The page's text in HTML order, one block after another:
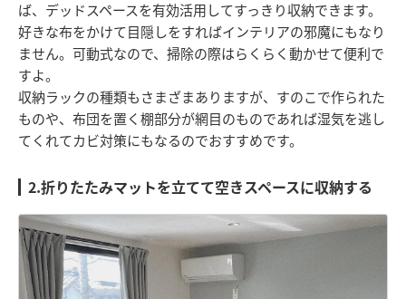
ば、デッドスペースを有効活用してすっきり収納できます。
好きな布をかけて目隠しをすればインテリアの邪魔にもなり
ません。可動式なので、掃除の際はらくらく動かせて便利で
すよ。
収納ラックの種類もさまざまありますが、すのこで作られた
ものや、布団を置く棚部分が網目のものであれば湿気を逃し
てくれてカビ対策にもなるのでおすすめです。
2.折りたたみマットを立てて空きスペースに収納する